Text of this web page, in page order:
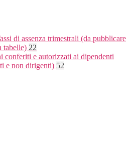
di assenza trimestrali (da pubblicare
tabelle) 22
conferiti e autorizzati ai dipendenti
e non dirigenti) 52